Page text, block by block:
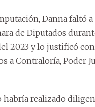
Danna faltó a
de Diputados
2023 y lo justificó con
a Contraloría, Poder
habría realizado